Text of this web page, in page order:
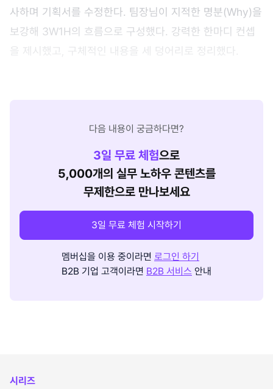
사하며 기획서를 수정한다. 팀장님이 지적한 명분(Why)을
보강해 3W1H의 흐름으로 구성했다. 강력한 한마디 컨셉
을 제시했고, 구체적인 내용을 세 덩어리로 정리했다.
다음 내용이 궁금하다면?
3일 무료 체험으로
5,000개의 실무 노하우 콘텐츠를
무제한으로 만나보세요
3일 무료 체험 시작하기
멤버십을 이용 중이라면 로그인 하기
B2B 기업 고객이라면 B2B 서비스 안내
시리즈